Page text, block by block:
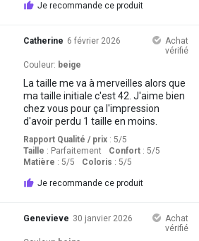
Je recommande ce produit
Catherine 6 février 2026
Achat
vérifié
Couleur: beige
La taille me va à merveilles alors que
ma taille initiale c'est 42. J'aime bien
chez vous pour ça l'impression
d'avoir perdu 1 taille en moins.
Rapport Qualité / prix: 5/5
Taille : Parfaitement Confort: 5/5
Matière : 5/5 Coloris : 5/5
Je recommande ce produit
Genevieve 30 janvier 2026
Achat
vérifié